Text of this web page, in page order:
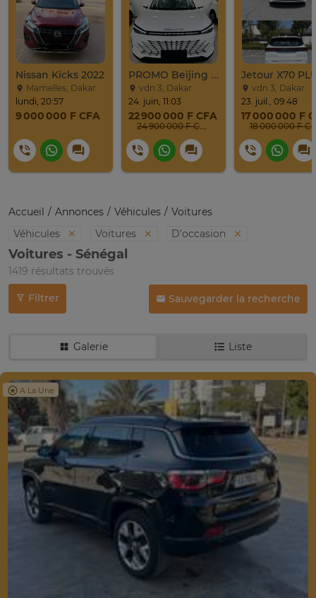
Nissan Kicks 2022
Mamelles, Dakar
lundi, 20:57
9 000 000 F CFA
PROMO Beijing X7 / 2025
vdn 3, Dakar
24. juin, 11:03
22 900 000 F CFA
24 900 000 F CFA
vdn 3, Dakar
23. juil., 09:48
17 000 000 F
18 000 000 F
Accueil Annonces Véhicules
Voitures
Véhicules
Voitures D'occasion
Voitures - Sénégal
1419 résultats trouvés
Filtrer Sauvegarder la recherche
Galerie Liste
A La Une